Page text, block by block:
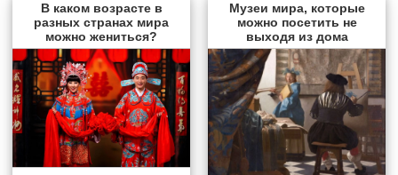
В каком возрасте в
разных странах мира
можно жениться?
Музеи мира, которые
можно посетить не
выходя из дома